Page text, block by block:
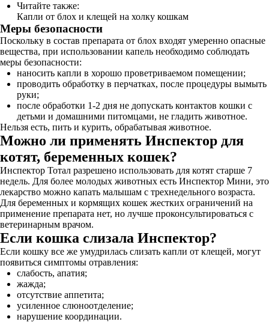
Читайте также:
Капли от блох и клещей на холку кошкам
Меры безопасности
Поскольку в состав препарата от блох входят умеренно опасные
вещества, при использовании капель необходимо соблюдать
меры безопасности:
наносить капли в хорошо проветриваемом помещении;
проводить обработку в перчатках, после процедуры вымыть
руки;
после обработки 1-2 дня не допускать контактов кошки с
детьми и домашними питомцами, не гладить животное.
Нельзя есть, пить и курить, обрабатывая животное.
Можно ли применять Инспектор для
котят, беременных кошек?
Инспектор Тотал разрешено использовать для котят старше 7
недель. Для более молодых животных есть Инспектор Мини, это
лекарство можно капать малышам с трехнедельного возраста.
Для беременных и кормящих кошек жестких ограничений на
применение препарата нет, но лучше проконсультироваться с
ветеринарным врачом.
Если кошка слизала Инспектор?
Если кошку все же умудрилась слизать капли от клещей, могут
появиться симптомы отравления:
слабость, апатия;
жажда;
отсутствие аппетита;
усиленное слюноотделение;
нарушение координации.